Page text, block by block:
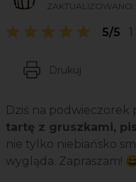
ZAKTUALIZOWANO:
5/5
Drukuj
Dziś na podwieczorek
tartę z gruszkami,
nie tylko niebiańsko
wygląda. Zapraszam!